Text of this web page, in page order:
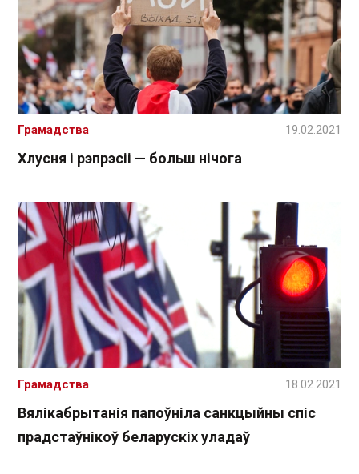
Хлусня і рэпрэсіі — больш нічога
Грамадства 19.02.2021
Вялікабрытанія папоўніла санкцыйны спіс
прадстаўнікоў беларускіх уладаў
Грамадства 18.02.2021